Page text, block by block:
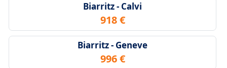
Biarritz - Calvi
918 €
Biarritz - Geneve
996 €